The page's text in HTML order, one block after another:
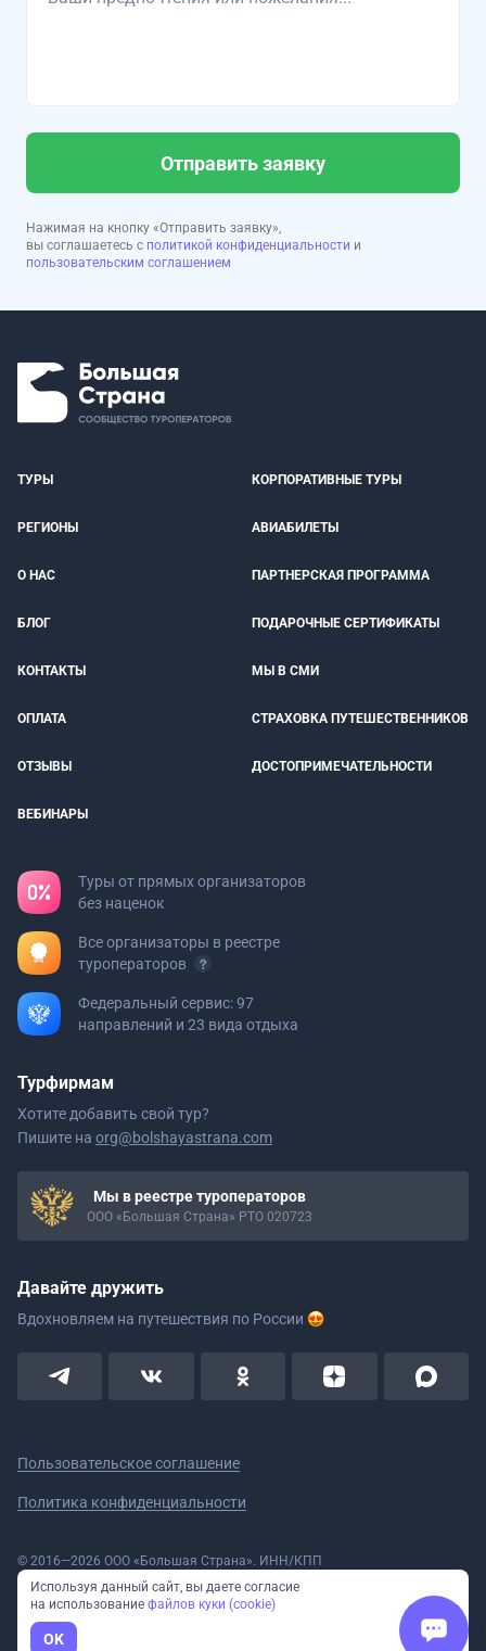
Отправить заявку
Нажимая на кнопку «Отправить заявку»,
вы соглашаетесь с политикой конфиденциальности и
пользовательским соглашением
ТУРЫ КОРПОРАТИВНЫЕ ТУРЫ
РЕГИОНЫ АВИАБИЛЕТЫ
О НАС ПАРТНЕРСКАЯ ПРОГРАММА
БЛОГ ПОДАРОЧНЫЕ СЕРТИФИКАТЫ
КОНТАКТЫ МЫ В СМИ
ОПЛАТА СТРАХОВКА ПУТЕШЕСТВЕННИКОВ
ОТЗЫВЫ ДОСТОПРИМЕЧАТЕЛЬНОСТИ
ВЕБИНАРЫ
Туры от прямых организаторов
без наценок
Все организаторы в реестре
туроператоров
Федеральный сервис: 97
направлений и 23 вида отдыха
Турфирмам
Хотите добавить свой тур?
Пишите на org@bolshayastrana.com
Мы в реестре туроператоров
ООО «Большая Страна» РТО 020723
Давайте дружить
Вдохновляем на путешествия по России
Пользовательское соглашение
Политика конфиденциальности
© 2016—2026 ООО «Большая Страна». ИНН/КПП
5908078160/590801001 ОГРН 1185958020533
Номер в реестре Роскомнадзора № 59-18-006319 (Приказ № 321 от
11.10.2018)
Полное или частичное копирование изображений и текстов возможно
Используя данный сайт, вы даете согласие
на использование файлов куки (cookie)
OK